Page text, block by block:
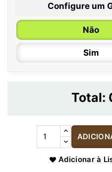
Configure um
Não
Sim
Total:
Adicionar à